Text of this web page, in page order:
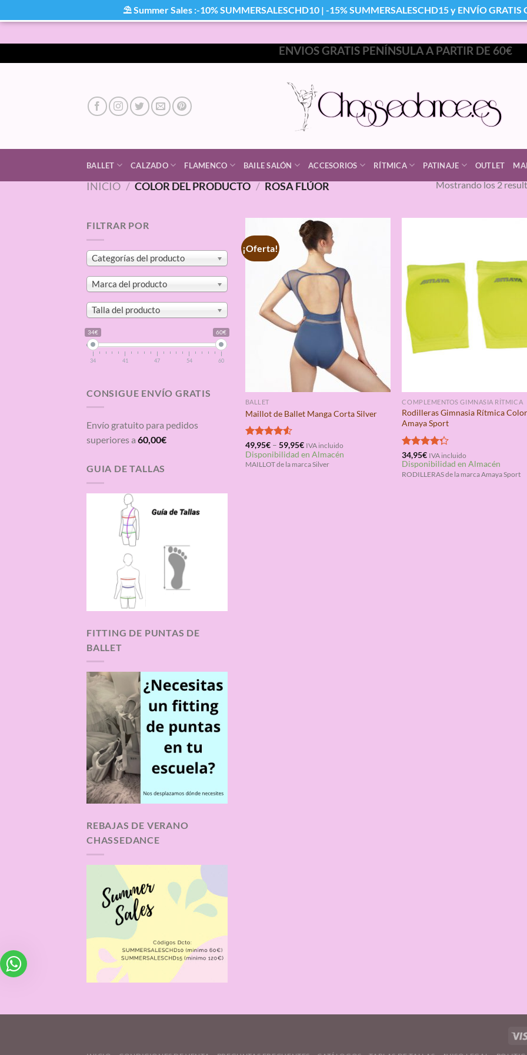
al
ENVIOS GRATIS PENÍNSULA A PARTIR DE 60€
BALLET CALZADO FLAMENCO BAILE SALÓN ACCESORIOS RÍTMICA PATINAJE OUTLET
INICIO / COLOR DEL PRODUCTO / ROSA FLÚOR Mostrando los 2
FILTRAR POR
Categorías del producto
Marca del producto
Talla del producto
34€ 60€
34 41 47 54 60
CONSIGUE ENVÍO GRATIS
Envío gratuito para pedidos
superiores a 60,00€
GUIA DE TALLAS
FITTING DE PUNTAS DE
BALLET
REBAJAS DE VERANO
CHASSEDANCE
¡Oferta!
BALLET
Maillot de Ballet Manga Corta Silver
Valorado
con4.50
de 5
49,95€– 59,95€ IVA incluido
Disponibilidad en Almacén
MAILLOT de la marca Silver
COMPLEMENTOS GIMNASIA RÍTMICA
Rodilleras Gimnasia Rítmica
Amaya Sport
Valorado
con4.25
de 5
34,95€ IVA incluido
Disponibilidad en Almacén
RODILLERAS de la marca Amaya Sport
⛱ Summer Sales :-10% SUMMERSALESCHD10 | -15% SUMMERSALESCHD15 y ENVÍO